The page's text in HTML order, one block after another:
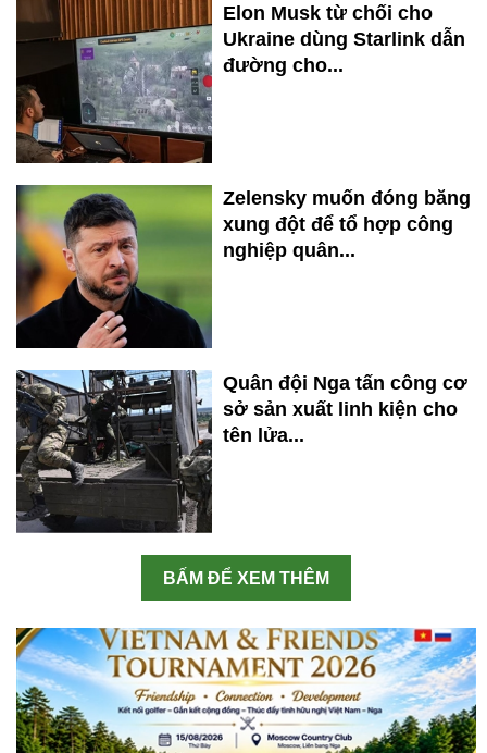
Elon Musk từ chối cho
Ukraine dùng Starlink dẫn
đường cho...
Zelensky muốn đóng băng
xung đột để tổ hợp công
nghiệp quân...
Quân đội Nga tấn công cơ
sở sản xuất linh kiện cho
tên lửa...
BẤM ĐỂ XEM THÊM